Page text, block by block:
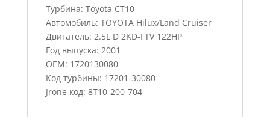
Турбина: Toyota CT10
Автомобиль: TOYOTA Hilux/Land Cruiser
Двигатель: 2.5L D 2KD-FTV 122HP
Год выпуска: 2001
OEM: 1720130080
Код турбины: 17201-30080
Jrone код: 8T10-200-704